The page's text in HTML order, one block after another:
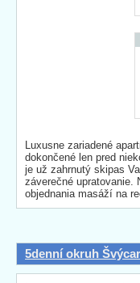
Luxusne zariadené
dokončené len pred
je už zahrnutý skipas
záverečné upratovanie.
objednania masáží na
5denní okruh